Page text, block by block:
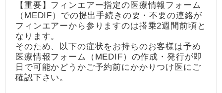
【重要】フィンエアー指定の医療情報フォーム
（MEDIF）での提出手続きの要・不要の連絡が
フィンエアーから参りますのは搭乗2週間前頃と
なります。
そのため、以下の症状をお持ちのお客様は予め
医療情報フォーム（MEDIF）の作成・発行が即
日で可能かどうかご予約前にかかりつけ医にご
確認下さい。